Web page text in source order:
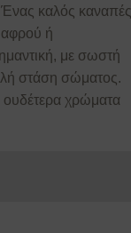
Ένας καλός καναπές
αφρού ή
με σωστή
στάση σώματος.
ουδέτερα χρώματα